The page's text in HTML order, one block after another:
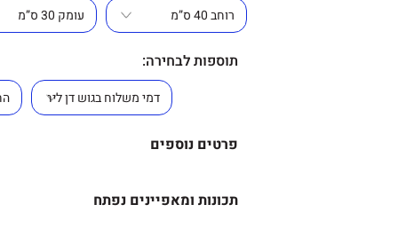
תוספות לבחירה:
פרטים נוספים
תכונות ומאפיינים נפתח